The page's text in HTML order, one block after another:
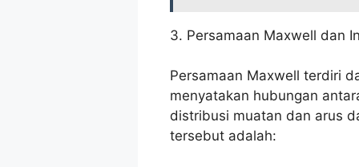
3. Persamaan Maxwell dan
Persamaan Maxwell terdiri
menyatakan hubungan
distribusi muatan dan arus
tersebut adalah: